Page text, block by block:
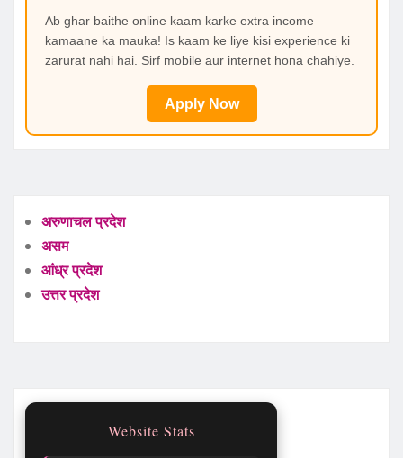
Ab ghar baithe online kaam karke extra income
kamaane ka mauka! Is kaam ke liye kisi experience ki
zarurat nahi hai. Sirf mobile aur internet hona chahiye.
Apply Now
अरुणाचल प्रदेश
असम
आंध्र प्रदेश
उत्तर प्रदेश
Website Stats